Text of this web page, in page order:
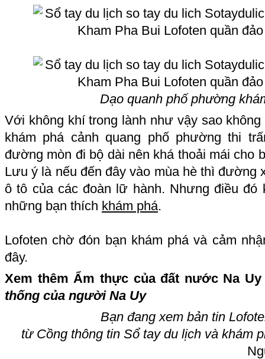
Dạo quanh phố phường
Với không khí trong lành như vậy sao
khám phá cảnh quang phố phường thi
đường mòn đi bộ dài nên khá thoải mái cho
Lưu ý là nếu đến đây vào mùa hè thì đường
ô tô của các đoàn lữ hành. Nhưng điều đó
những bạn thích khám phá.
Lofoten chờ đón bạn khám phá và cảm
đây.
Xem thêm Ẩm thực của đất nước Na
thống của người Na Uy
Bạn đang xem bản tin
từ Cồng thông tin Sổ tay du lịch và khám